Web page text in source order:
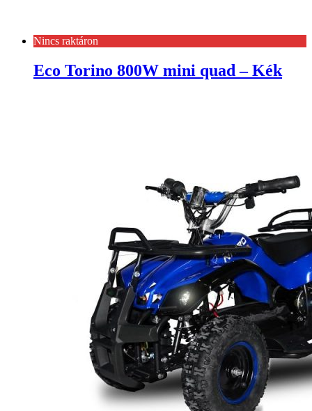
Nincs raktáron
Eco Torino 800W mini quad – Kék